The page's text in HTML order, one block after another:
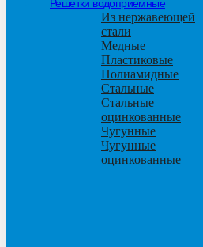
Решетки водоприемные
Из нержавеющей
стали
Медные
Пластиковые
Полиамидные
Стальные
Стальные
оцинкованные
Чугунные
Чугунные
оцинкованные